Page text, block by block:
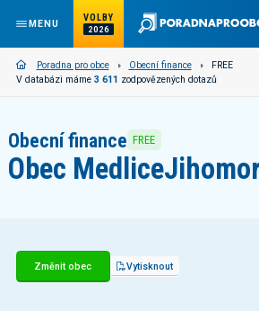
MENU
VOLBY
2026
Poradna pro obce Obecní finance
FREE
V databázi máme 3 611 zodpovězených dotazů
Obecní finance FREE
Obec Medlice
Změnit obec Vytisknout